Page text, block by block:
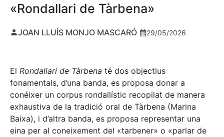
«Rondallari de Tàrbena»
JOAN LLUÍS MONJO MASCARÓ 29/05/2026
El Rondallari de Tàrbena té dos objectius
fonamentals, d’una banda, es proposa donar a
conéixer un corpus rondallístic recopilat de manera
exhaustiva de la tradició oral de Tàrbena (Marina
Baixa), i d’altra banda, es proposa representar una
eina per al coneixement del «tarbener» o «parlar de